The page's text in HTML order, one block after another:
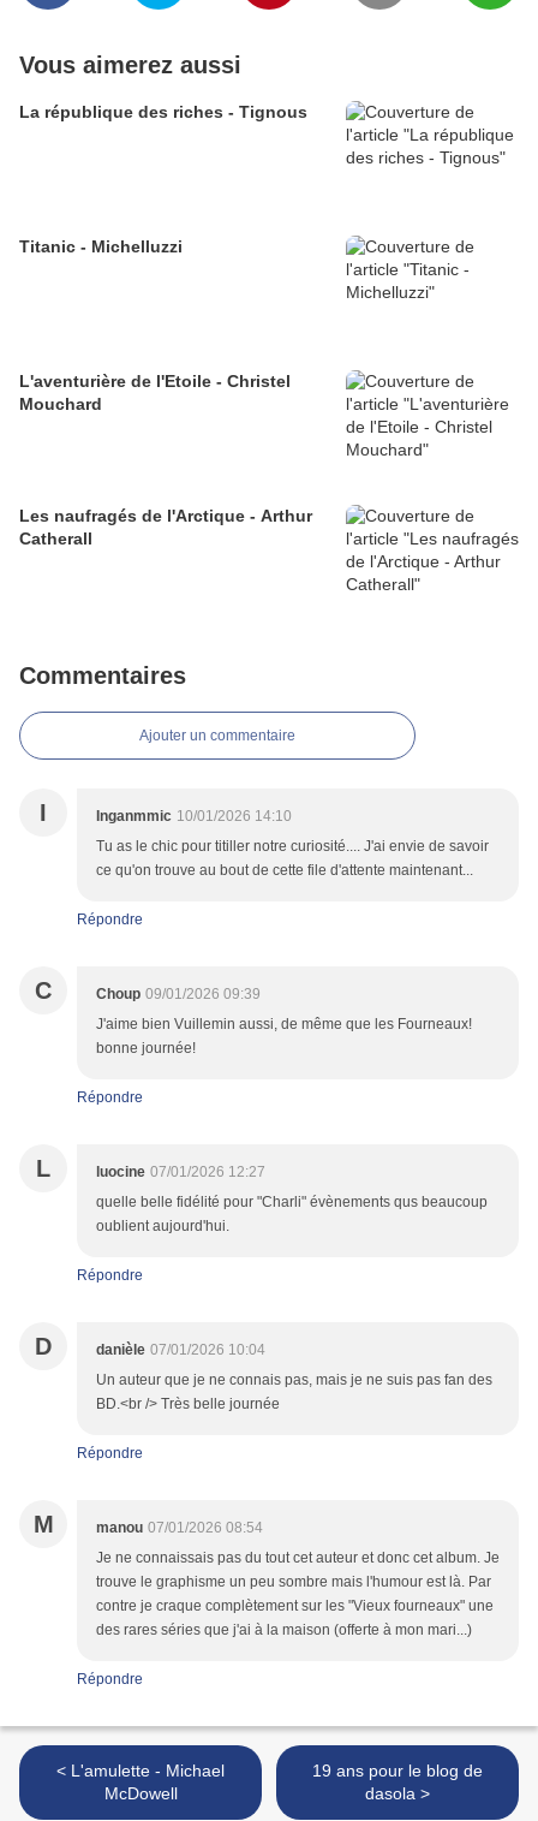
Vous aimerez aussi
La république des riches - Tignous
Titanic - Michelluzzi
L'aventurière de l'Etoile - Christel
Mouchard
Les naufragés de l'Arctique - Arthur
Catherall
Commentaires
Ajouter un commentaire
I Inganmmic 10/01/2026 14:10
Tu as le chic pour titiller notre curiosité.... J'ai envie de savoir
ce qu'on trouve au bout de cette file d'attente maintenant...
Répondre
C Choup 09/01/2026 09:39
J'aime bien Vuillemin aussi, de même que les Fourneaux!
bonne journée!
Répondre
L luocine 07/01/2026 12:27
quelle belle fidélité pour "Charli" évènements qus beaucoup
oublient aujourd'hui.
Répondre
D danièle 07/01/2026 10:04
Un auteur que je ne connais pas, mais je ne suis pas fan des
BD.<br /> Très belle journée
Répondre
M manou 07/01/2026 08:54
Je ne connaissais pas du tout cet auteur et donc cet album. Je
trouve le graphisme un peu sombre mais l'humour est là. Par
contre je craque complètement sur les "Vieux fourneaux" une
des rares séries que j'ai à la maison (offerte à mon mari...)
Répondre
< L'amulette - Michael
McDowell
19 ans pour le blog de
dasola >